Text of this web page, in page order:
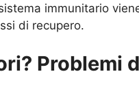
immunitario
di recupero.
Problemi